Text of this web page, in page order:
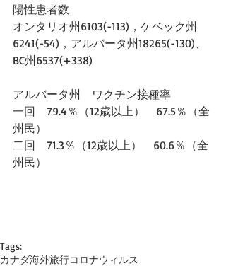
陽性患者数
オンタリオ州6103(-113)，ケベック州
6241(-54)，アルバータ州18265(-130)、
BC州6537(+338)
アルバータ州　ワクチン接種率
一回　79.4％（12歳以上）　67.5％（全
州民）
二回　71.3％（12歳以上）　60.6％（全
州民）
Tags:
カナダ海外旅行コロナウィルス